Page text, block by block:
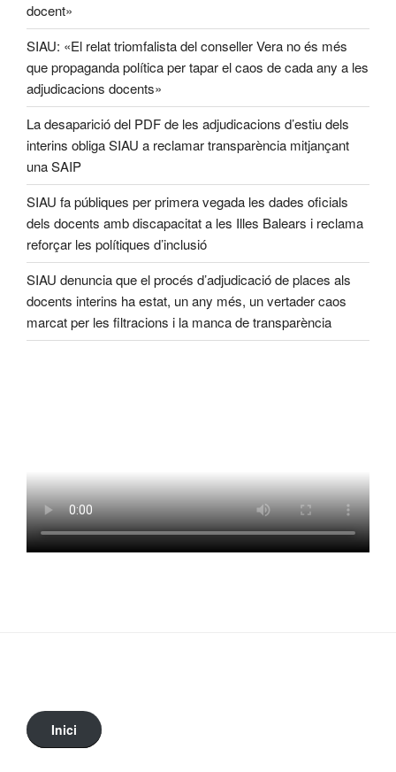
docent»
SIAU: «El relat triomfalista del conseller Vera no és més
que propaganda política per tapar el caos de cada any a les
adjudicacions docents»
La desaparició del PDF de les adjudicacions d’estiu dels
interins obliga SIAU a reclamar transparència mitjançant
una SAIP
SIAU fa públiques per primera vegada les dades oficials
dels docents amb discapacitat a les Illes Balears i reclama
reforçar les polítiques d’inclusió
SIAU denuncia que el procés d’adjudicació de places als
docents interins ha estat, un any més, un vertader caos
marcat per les filtracions i la manca de transparència
Inici